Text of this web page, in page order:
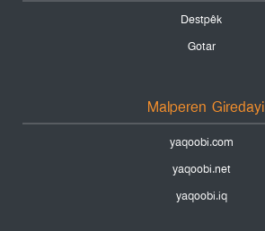
Destpêk
Gotar
Malperen Giredayi
yaqoobi.com
yaqoobi.net
yaqoobi.iq